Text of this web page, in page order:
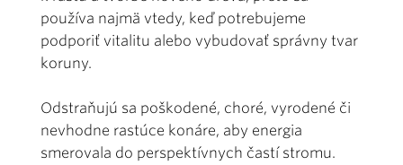
používa najmä vtedy, keď potrebujeme
podporiť vitalitu alebo vybudovať správny tvar
koruny.
Odstraňujú sa poškodené, choré, vyrodené či
nevhodne rastúce konáre, aby energia
smerovala do perspektívnych častí stromu.